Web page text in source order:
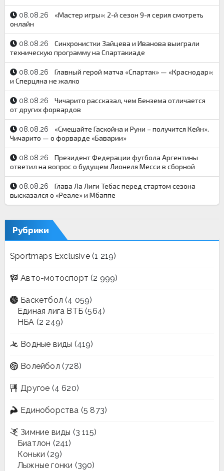
08.08.26
«Мастер игры»: 2-й сезон 9-я серия смотреть
онлайн
08.08.26
Синхронистки Зайцева и Иванова выиграли
техническую программу на Спартакиаде
08.08.26
Главный герой матча «Спартак» — «Краснодар»:
и Сперцяна не жалко
08.08.26
Чичарито рассказал, чем Бензема отличается
от других форвардов
08.08.26
«Смешайте Гаскойна и Руни – получится Кейн».
Чичарито — о форварде «Баварии»
08.08.26
Президент Федерации футбола Аргентины
ответил на вопрос о будущем Лионеля Месси в сборной
08.08.26
Глава Ла Лиги Тебас перед стартом сезона
высказался о «Реале» и Мбаппе
Рубрики
Sportmaps Exclusive(1 219)
Авто-мотоспорт (2 999)
Баскетбол (4 059)
Единая лига ВТБ (564)
НБА (2 249)
Водные виды (419)
Волейбол (728)
Другое (4 620)
Единоборства (5 873)
Зимние виды (3 115)
Биатлон (241)
Коньки (29)
Лыжные гонки (390)